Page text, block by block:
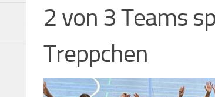
2 von 3 Teams
Treppchen